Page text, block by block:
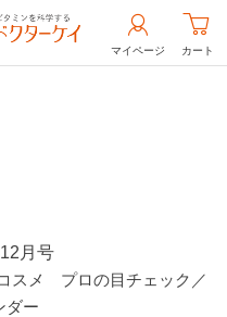
マイページ カート
月号
スメ プロの目チェック／
ダー